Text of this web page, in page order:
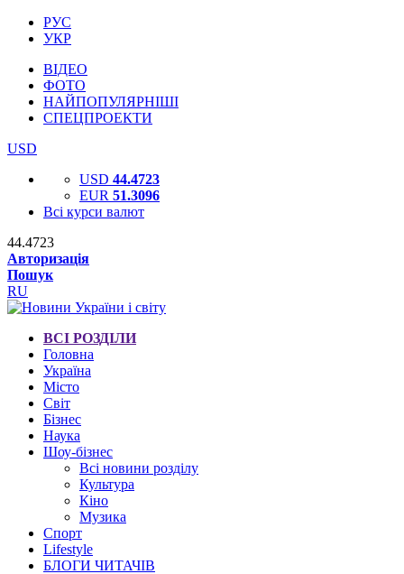
РУС
УКР
ВІДЕО
ФОТО
НАЙПОПУЛЯРНІШІ
СПЕЦПРОЕКТИ
USD
USD 44.4723
EUR 51.3096
Всі курси валют
44.4723
Авторизація
Пошук
RU
ВСІ РОЗДІЛИ
Головна
Україна
Місто
Світ
Бізнес
Наука
Шоу-бізнес
Всі новини розділу
Культура
Кіно
Музика
Спорт
Lifestyle
БЛОГИ ЧИТАЧІВ